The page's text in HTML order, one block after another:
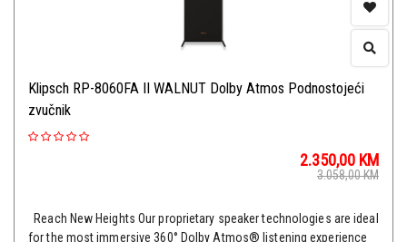
Klipsch RP-8060FA II WALNUT Dolby Atmos Podnostojeći
zvučnik
2.350,00 KM
3.058,00KM
Reach New Heights Our proprietary speaker technologies are ideal
for the most immersive 360° Dolby Atmos® listening experience